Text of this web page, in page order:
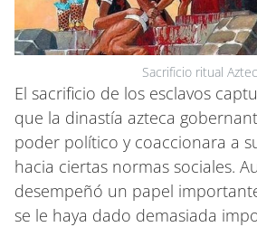
Sacrificio ritual
El sacrificio de los esclavos
que la dinastía azteca
poder político y coaccionara a
hacia ciertas normas sociales.
desempeñó un papel
se le haya dado demasiada